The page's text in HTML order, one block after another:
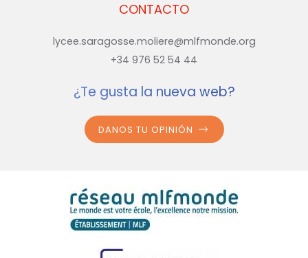
CONTACTO
lycee.saragosse.moliere@mlfmonde.org
+34 976 52 54 44
¿Te gusta la nueva web?
DANOS TU OPINIÓN